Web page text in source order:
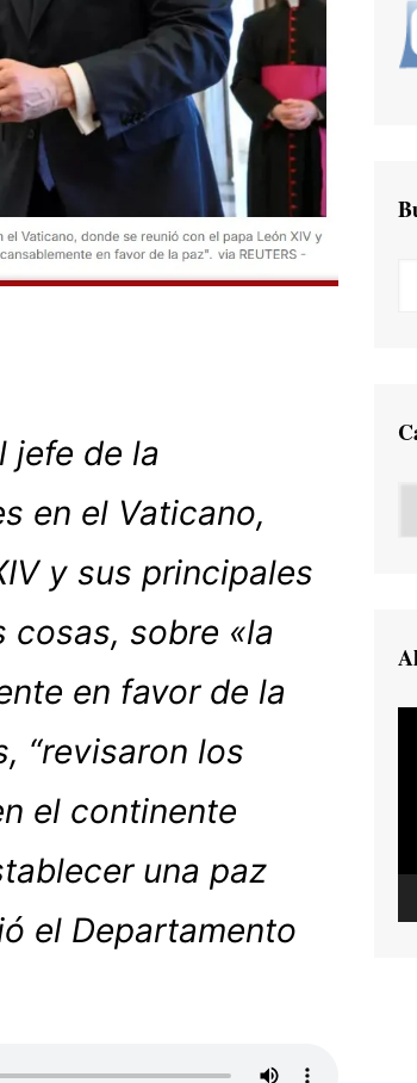
jefe de la
en el Vaticano,
y sus principales
cosas, sobre «la
en favor de la
“revisaron los
el continente
una paz
el Departamento